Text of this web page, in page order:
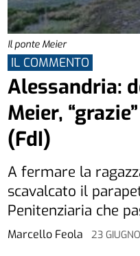
Il ponte Meier
Marcello Feola 23
IL COMMENTO
Alessandria:
Meier,
(FdI)
A fermare la
scavalcato il
Penitenziaria che